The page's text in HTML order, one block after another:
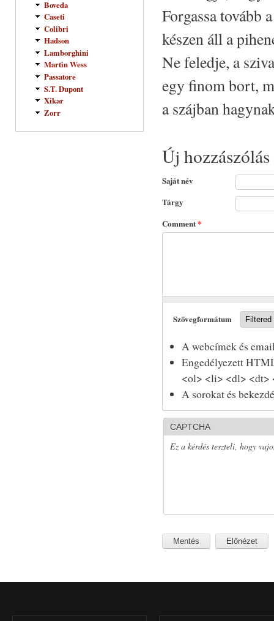
Boveda
Caseti
Colibri
Hadson
Lamborghini
Martin Wess
Passatore
S.T. Dupont
Xikar
Zorr
Forgassa tovább
készen áll a
Ne feledje, a
egy finom bort,
a szájban
Új hozzászólás
Saját név
Tárgy
Comment*
Szövegformátum
A webcímek és
Engedélyezett
<ol> <li> <dl> <dt>
A sorokat és
CAPTCHA
Ez a kérdés teszteli, hogy